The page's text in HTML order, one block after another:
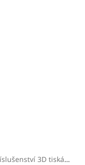
3D tiskáren Form 4L a 4BL